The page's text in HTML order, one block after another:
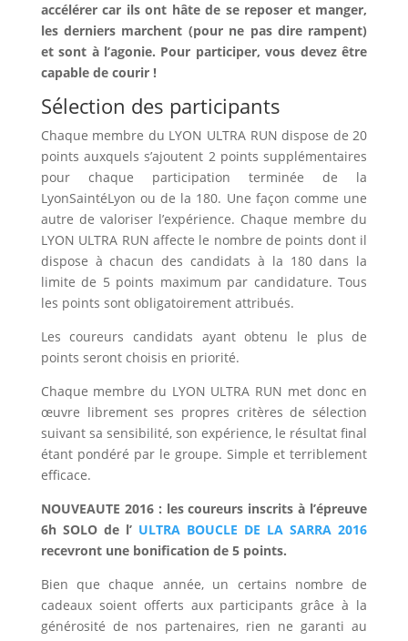
accélérer car ils ont hâte de se reposer et manger,
les derniers marchent (pour ne pas dire rampent)
et sont à l’agonie. Pour participer, vous devez être
capable de courir !
Sélection des participants
Chaque membre du LYON ULTRA RUN dispose de 20
points auxquels s’ajoutent 2 points supplémentaires
pour chaque participation terminée de la
LyonSaintéLyon ou de la 180. Une façon comme une
autre de valoriser l’expérience. Chaque membre du
LYON ULTRA RUN affecte le nombre de points dont il
dispose à chacun des candidats à la 180 dans la
limite de 5 points maximum par candidature. Tous
les points sont obligatoirement attribués.
Les coureurs candidats ayant obtenu le plus de
points seront choisis en priorité.
Chaque membre du LYON ULTRA RUN met donc en
œuvre librement ses propres critères de sélection
suivant sa sensibilité, son expérience, le résultat final
étant pondéré par le groupe. Simple et terriblement
efficace.
NOUVEAUTE 2016 : les coureurs inscrits à l’épreuve
6h SOLO de l’ ULTRA BOUCLE DE LA SARRA 2016
recevront une bonification de 5 points.
Bien que chaque année, un certains nombre de
cadeaux soient offerts aux participants grâce à la
générosité de nos partenaires, rien ne garanti au